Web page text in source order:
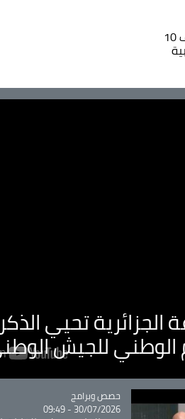
إرهابي يسلم نفسه وتوقيف 10
الجزائرية تحيي
الوطني للجيش
Catégorie
حصص وبرامج
30/07/2026 - 09:49